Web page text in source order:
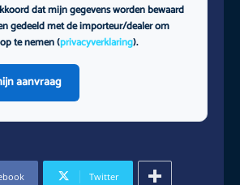
dat mijn gegevens worden bewaard
gedeeld met de importeur/dealer om
te nemen (privacyverklaring).
aanvraag
Twitter